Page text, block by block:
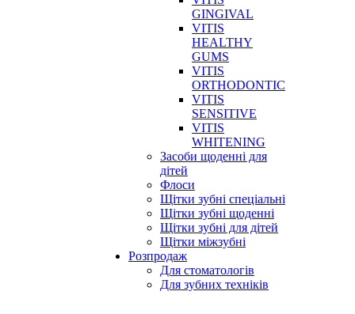
GINGIVAL
VITIS
HEALTHY
GUMS
VITIS
ORTHODONTIC
VITIS
SENSITIVE
VITIS
WHITENING
Засоби щоденні для
дітей
Флоси
Щітки зубні спеціальні
Щітки зубні щоденні
Щітки зубні для дітей
Щітки міжзубні
Розпродаж
Для стоматологів
Для зубних техніків